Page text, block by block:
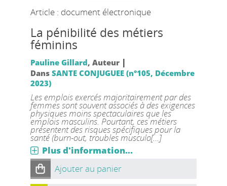
Article : document électronique
La pénibilité des métiers
féminins
Pauline Gillard, Auteur |
Dans SANTE CONJUGUEE (n°105, Décembre
2023)
Les emplois exercés majoritairement par des
femmes sont souvent associés à des exigences
physiques moins spectaculaires que les
emplois masculins. Pourtant, ces métiers
présentent des risques spécifiques pour la
santé (burn-out, troubles musculo[...]
Plus d'information...
Ajouter au panier